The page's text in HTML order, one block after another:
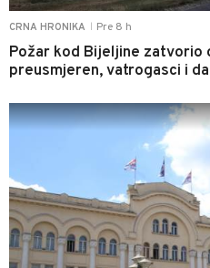
CRNA HRONIKA Pre 8 h
Požar kod Bijeljine zatvorio
preusmjeren, vatrogasci i